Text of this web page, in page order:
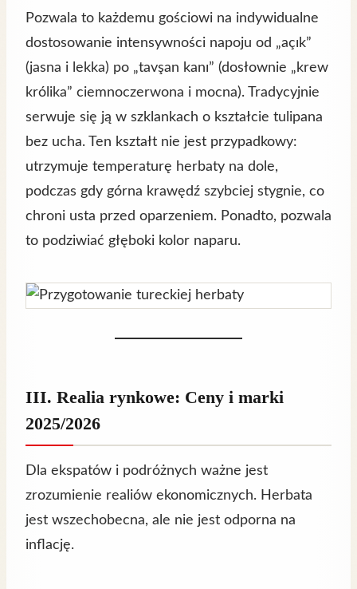
Pozwala to każdemu gościowi na indywidualne
dostosowanie intensywności napoju od „açık”
(jasna i lekka) po „tavşan kanı” (dosłownie „krew
królika” ciemnoczerwona i mocna). Tradycyjnie
serwuje się ją w szklankach o kształcie tulipana
bez ucha. Ten kształt nie jest przypadkowy:
utrzymuje temperaturę herbaty na dole,
podczas gdy górna krawędź szybciej stygnie, co
chroni usta przed oparzeniem. Ponadto, pozwala
to podziwiać głęboki kolor naparu.
III. Realia rynkowe: Ceny i marki
2025/2026
Dla ekspatów i podróżnych ważne jest
zrozumienie realiów ekonomicznych. Herbata
jest wszechobecna, ale nie jest odporna na
inflację.